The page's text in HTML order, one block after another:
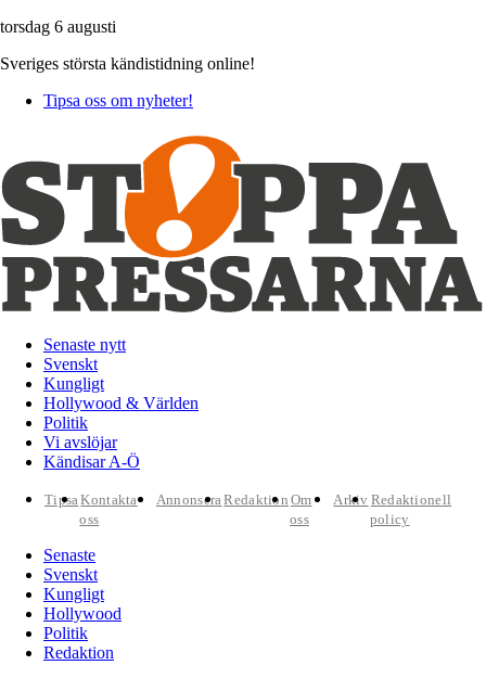
torsdag 6 augusti
Sveriges största kändistidning online!
Tipsa oss om nyheter!
Senaste nytt
Svenskt
Kungligt
Hollywood & Världen
Politik
Vi avslöjar
Kändisar A-Ö
TipsaKontakta
oss
AnnonseraRedaktion Om
oss
Arkiv Redaktionell
policy
Senaste
Svenskt
Kungligt
Hollywood
Politik
Redaktion